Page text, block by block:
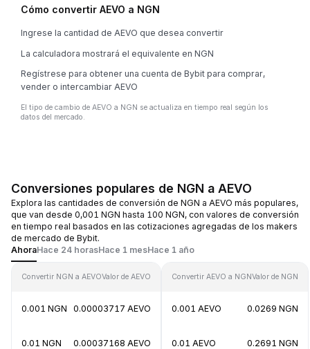
Cómo convertir AEVO a NGN
Ingrese la cantidad de AEVO que desea convertir
La calculadora mostrará el equivalente en NGN
Regístrese para obtener una cuenta de Bybit para comprar,
vender o intercambiar AEVO
El tipo de cambio de AEVO a NGN se actualiza en tiempo real según los
datos del mercado.
Conversiones populares de NGN a AEVO
Explora las cantidades de conversión de NGN a AEVO más populares,
que van desde 0,001 NGN hasta 100 NGN, con valores de conversión
en tiempo real basados en las cotizaciones agregadas de los makers
de mercado de Bybit.
AhoraHace 24 horasHace 1 mesHace 1 año
Convertir NGN a AEVOValor de AEVO
0.001 NGN 0.00003717 AEVO
0.01 NGN 0.00037168 AEVO
Convertir AEVO a NGNValor de NGN
0.001 AEVO 0.0269 NGN
0.01 AEVO 0.2691 NGN